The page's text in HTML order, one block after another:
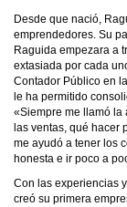
Desde que nació,
emprendedores. Su
Raguida empezara a
extasiada por cada
Contador Público en
le ha permitido
«Siempre me llamó la
las ventas, qué hacer
me ayudó a tener los
honesta e ir poco a
Con las experiencias
creó su primera